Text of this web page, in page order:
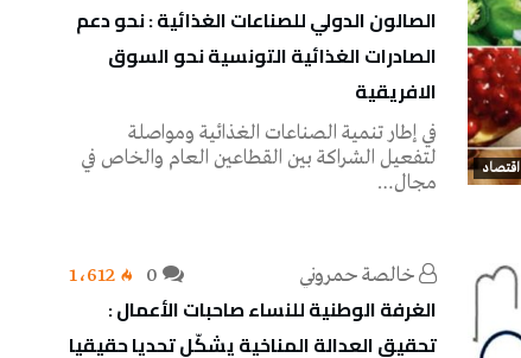
اقتصاد
الصالون الدولي للصناعات الغذائية : نحو دعم
الصادرات الغذائية التونسية نحو السوق
الافريقية
في إطار تنمية الصناعات الغذائية ومواصلة
لتفعيل الشراكة بين القطاعين العام والخاص في
مجال…
خالصة حمروني 1٬612
الغرفة الوطنية للنساء صاحبات الأعمال :
تحقيق العدالة المناخية يشكّل تحديا حقيقيا